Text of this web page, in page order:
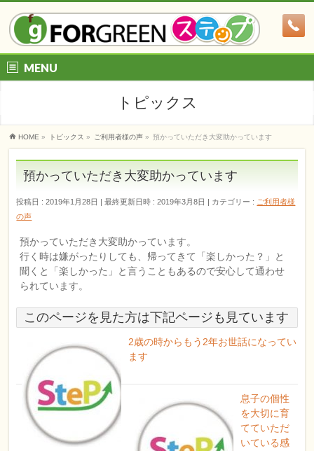
MENU
トピックス
HOME » トピックス » ご利用者様の声 » 預かっていただき大変助かっています
預かっていただき大変助かっています
投稿日 : 2019年1月28日 最終更新日時 : 2019年3月8日 カテゴリー : ご利用者様
の声
預かっていただき大変助かっています。
行く時は嫌がったりしても、帰ってきて「楽しかった？」と
聞くと「楽しかった」と言うこともあるので安心して通わせ
られています。
このページを見た方は下記ページも見ています
2歳の時からもう2年お世話になってい
ます
息子の個性
を大切に育
てていただ
いている感